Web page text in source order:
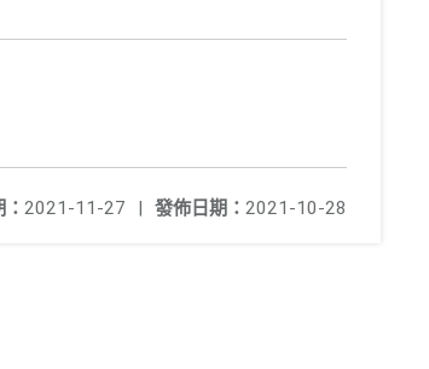
發佈日期： 2021-10-28
2021-11-27 |